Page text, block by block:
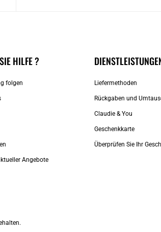
HILFE ?
folgen
Angebote
Liefermethoden
Rückgaben und
Claudie & You
Geschenkkarte
Überprüfen Sie Ihr